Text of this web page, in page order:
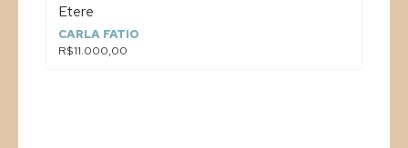
Etere
CARLA FATIO
R$11.000,00